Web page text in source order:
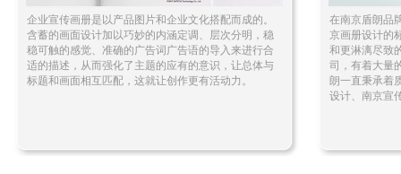
企业宣传画册是以产品图片和企业文化搭配而成的。
含蓄的画面设计加以巧妙的内涵定调、层次分明，稳
稳可触的感觉、准确的广告词广告语的导入来进行合
适的描述，从而强化了主题的应有的意识，让总体与
标题和画面相互匹配，这就让创作更有活动力。
在南京盾朗品
京画册设计的
和更淋漓尽致
司，有着大量
朗一直秉承着
设计、南京